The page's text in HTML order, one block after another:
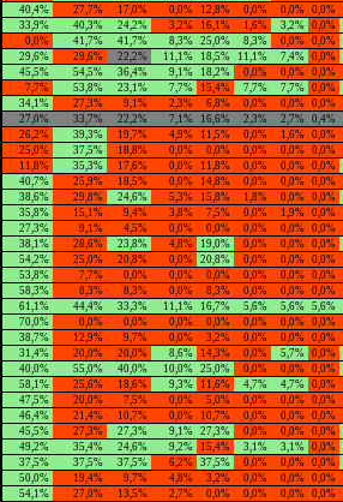
40,4% 27,7% 17,0% 0,0% 12,8% 0,0% 0,0% 0,0%
33,9% 40,3% 24,2% 3,2% 16,1% 1,6% 3,2% 0,0%
0,0% 41,7% 41,7% 8,3% 25,0% 8,3% 0,0% 0,0%
29,6% 29,6% 22,2% 11,1% 18,5% 11,1% 7,4% 0,0%
45,5% 54,5% 36,4% 9,1% 18,2% 0,0% 0,0% 0,0%
7,7% 53,8% 23,1% 7,7% 15,4% 7,7% 7,7% 0,0%
34,1% 27,3% 9,1% 2,3% 6,8% 0,0% 0,0% 0,0%
27,0% 33,7% 22,2% 7,1% 16,6% 2,3% 2,7%
0,4%
26,2% 39,3% 19,7% 4,9% 11,5% 0,0% 1,6% 0,0%
25,0% 37,5% 18,8% 0,0% 0,0% 0,0% 0,0% 0,0%
11,8% 35,3% 17,6% 0,0% 11,8% 0,0% 0,0% 0,0%
40,7% 25,9% 18,5% 0,0% 14,8% 0,0% 0,0% 0,0%
38,6% 29,8% 24,6% 5,3% 15,8% 1,8% 0,0% 0,0%
35,8% 15,1% 9,4% 3,8% 7,5% 0,0% 1,9% 0,0%
27,3% 9,1% 4,5% 0,0% 0,0% 0,0% 0,0% 0,0%
38,1% 28,6% 23,8% 4,8% 19,0% 0,0% 0,0% 0,0%
54,2% 25,0% 20,8% 0,0% 20,8% 0,0% 0,0% 0,0%
53,8% 7,7% 0,0% 0,0% 0,0% 0,0% 0,0% 0,0%
58,3% 8,3% 8,3% 0,0% 8,3% 0,0% 0,0% 0,0%
61,1% 44,4% 33,3% 11,1% 16,7% 5,6% 5,6% 5,6%
70,0% 0,0% 0,0% 0,0% 0,0% 0,0% 0,0% 0,0%
38,7% 12,9% 9,7% 0,0% 3,2% 0,0% 0,0% 0,0%
31,4% 20,0% 20,0% 8,6% 14,3% 0,0% 5,7% 0,0%
40,0% 55,0% 40,0% 10,0% 25,0% 0,0% 0,0% 0,0%
58,1% 25,6% 18,6% 9,3% 11,6% 4,7% 4,7% 0,0%
47,5% 20,0% 7,5% 0,0% 5,0% 0,0% 0,0% 0,0%
46,4% 21,4% 10,7% 0,0% 10,7% 0,0% 0,0% 0,0%
45,5% 27,3% 27,3% 9,1% 27,3% 0,0% 0,0% 0,0%
49,2% 35,4% 24,6% 9,2% 15,4% 3,1% 3,1% 0,0%
37,5% 37,5% 37,5% 6,2% 37,5% 0,0% 0,0% 0,0%
50,0% 19,4% 9,7% 4,8% 3,2% 0,0% 0,0% 0,0%
54,1% 27,0% 13,5% 2,7% 0,0% 0,0% 0,0% 0,0%